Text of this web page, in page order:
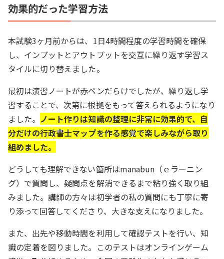
効果的だった学習方法
本試験3ヶ月前からは、1日4時間程度の学習時間を確保
し、インプットとアウトプットを交互に繰り返す学習ス
タイルに切り替えました。
最初は演習ノートが赤ペンだらけでしたが、繰り返し学
習することで、次第に根拠をもって答えられるようになり
ました。 ノート作りは知識の整理に非常に効果的で、自
分だけの行政書士マップを作る感覚で楽しみながら取り
組めました。
どうしても理解できない箇所はmanabun（ｅラーニン
グ）で質問し、疑問点を解消できるまで粘り強く取り組
みました。講師の方々は初学者の私の質問にも丁寧に寄
り添って回答してくださり、大きな支えになりました。
また、出先や移動時間を利用して確認テストを行い、知
識の定着を図りました。このテストはオンラインゲーム